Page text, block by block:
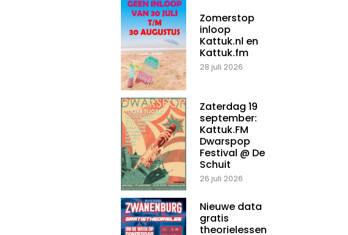
Zomerstop
inloop
Kattuk.nl en
Kattuk.fm
28 juli 2026
Zaterdag 19
september:
Kattuk.FM
Dwarspop
Festival @ De
Schuit
26 juli 2026
Nieuwe data
gratis
theorielessen